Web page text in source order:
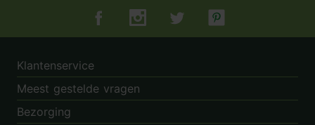
Tuincentrum.nl op Facebook
Tuincentrum.nl op Instagram
Tuincentrum.nl op Twitter
Tuincentrum.nl op
Klantenservice
Meest gestelde vragen
Bezorging